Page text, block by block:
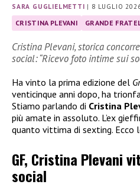
SARA GUGLIELMETTI | 8 LUGLIO
CRISTINA PLEVANI GRANDE
Cristina Plevani, storica
social: “Ricevo foto intime sui
Ha vinto la prima edizione del
venticinque anni dopo, ha
Stiamo parlando di Cristina
più amate in assoluto. L’ex
quanto vittima di sexting. Ecco
GF, Cristina Plevani
social